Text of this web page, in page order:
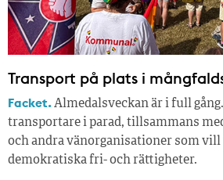
Transport på plats i
Facket.Almedalsveckan är i full
transportare i parad, tillsammans
och andra vänorganisationer som vill
demokratiska fri- och rättigheter.